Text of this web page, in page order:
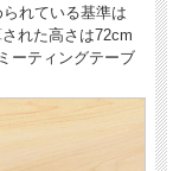
れている基準は
れた高さは72cm
ーティングテーブ